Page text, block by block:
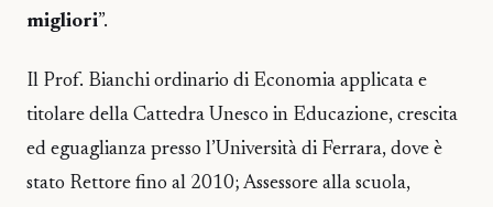
migliori”.
Il Prof. Bianchi ordinario di Economia applicata e
titolare della Cattedra Unesco in Educazione, crescita
ed eguaglianza presso l’Università di Ferrara, dove è
stato Rettore fino al 2010; Assessore alla scuola,